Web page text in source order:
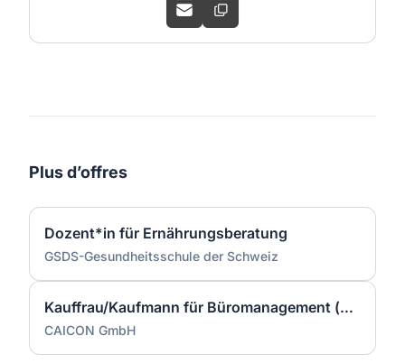
Plus d’offres
Dozent*in für Ernährungsberatung
GSDS-Gesundheitsschule der Schweiz
Kauffrau/Kaufmann für Büromanagement (m/w/d) VZ
CAICON GmbH